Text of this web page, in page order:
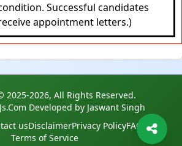
Successful candidates
appointment letters.)
2025-2026, All Rights Reserved.
Developed by Jaswant Singh
usDisclaimerPrivacy PolicyFAQ
Terms of Service